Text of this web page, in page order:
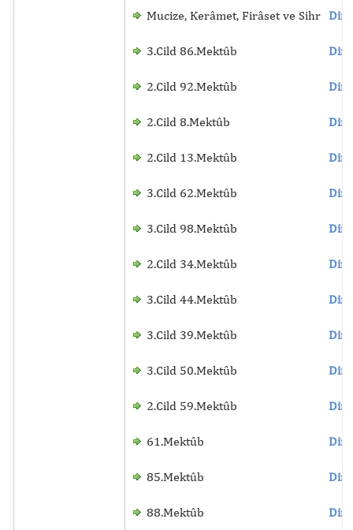
Mucize, Kerâmet, Firâset ve Sihr
3.Cild 86.Mektûb
2.Cild 92.Mektûb
2.Cild 8.Mektûb
2.Cild 13.Mektûb
3.Cild 62.Mektûb
3.Cild 98.Mektûb
2.Cild 34.Mektûb
3.Cild 44.Mektûb
3.Cild 39.Mektûb
3.Cild 50.Mektûb
2.Cild 59.Mektûb
61.Mektûb
85.Mektûb
88.Mektûb